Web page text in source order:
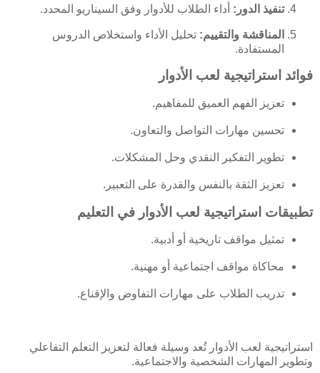
تنفيذ الدور: أداء الطلاب للأدوار وفق السيناريو المحدد.
المناقشة والتقييم: تحليل الأداء واستخلاص الدروس
المستفادة.
فوائد استراتيجية لعب الأدوار
تعزيز الفهم العميق للمفاهيم.
تحسين مهارات التواصل والتعاون.
تطوير التفكير النقدي وحل المشكلات.
تعزيز الثقة بالنفس والقدرة على التعبير.
تطبيقات استراتيجية لعب الأدوار في التعليم
تمثيل مواقف تاريخية أو أدبية.
محاكاة مواقف اجتماعية أو مهنية.
تدريب الطلاب على مهارات التفاوض والإقناع.
استراتيجية لعب الأدوار تُعد وسيلة فعالة لتعزيز التعلم التفاعلي
وتطوير المهارات الشخصية والاجتماعية.